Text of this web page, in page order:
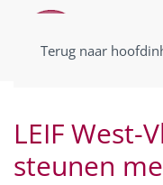
Terug naar
LEIF West-
steunen